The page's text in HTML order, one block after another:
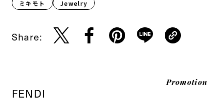
ミキモト Jewelry
Share:
Promotion
FENDI